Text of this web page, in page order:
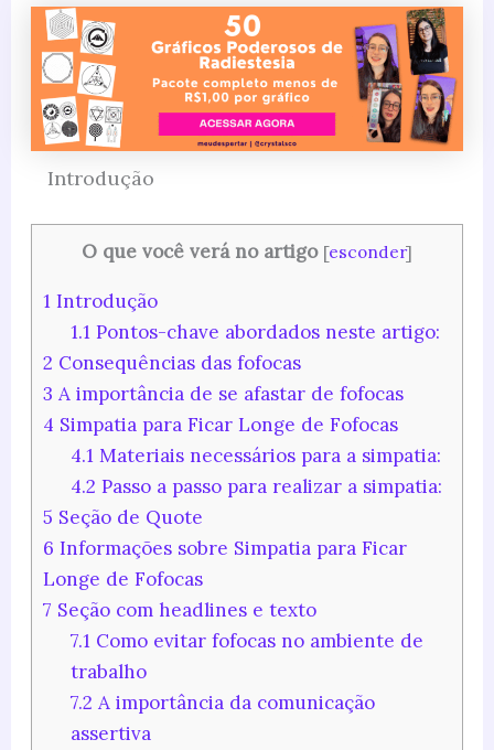
Introdução
O que você verá no artigo [esconder]
1Introdução
1.1 Pontos-chave abordados neste artigo:
2 Consequências das fofocas
3 A importância de se afastar de fofocas
4 Simpatia para Ficar Longe de Fofocas
4.1 Materiais necessários para a simpatia:
4.2 Passo a passo para realizar a simpatia:
5 Seção de Quote
6 Informações sobre Simpatia para Ficar
Longe de Fofocas
7 Seção com headlines e texto
7.1 Como evitar fofocas no ambiente de
trabalho
7.2 A importância da comunicação
assertiva